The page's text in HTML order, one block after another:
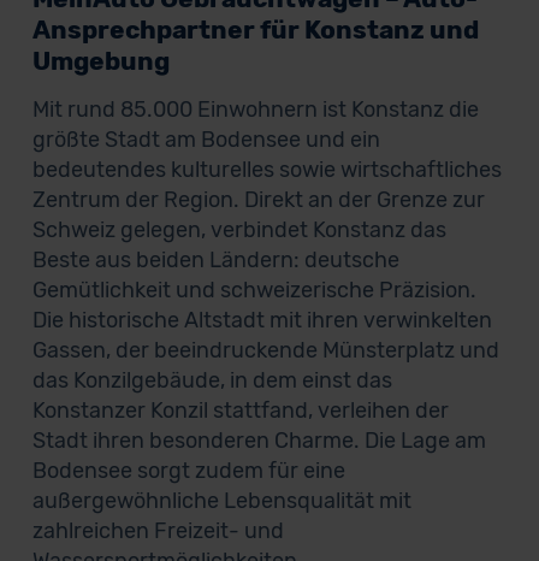
Ansprechpartner für Konstanz und
Umgebung
Mit rund 85.000 Einwohnern ist Konstanz die
größte Stadt am Bodensee und ein
bedeutendes kulturelles sowie wirtschaftliches
Zentrum der Region. Direkt an der Grenze zur
Schweiz gelegen, verbindet Konstanz das
Beste aus beiden Ländern: deutsche
Gemütlichkeit und schweizerische Präzision.
Die historische Altstadt mit ihren verwinkelten
Gassen, der beeindruckende Münsterplatz und
das Konzilgebäude, in dem einst das
Konstanzer Konzil stattfand, verleihen der
Stadt ihren besonderen Charme. Die Lage am
Bodensee sorgt zudem für eine
außergewöhnliche Lebensqualität mit
zahlreichen Freizeit- und